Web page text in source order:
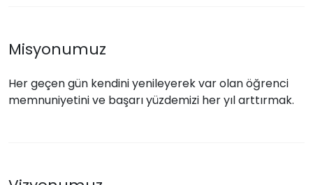
Misyonumuz
Her geçen gün kendini yenileyerek var olan öğrenci
memnuniyetini ve başarı yüzdemizi her yıl arttırmak.